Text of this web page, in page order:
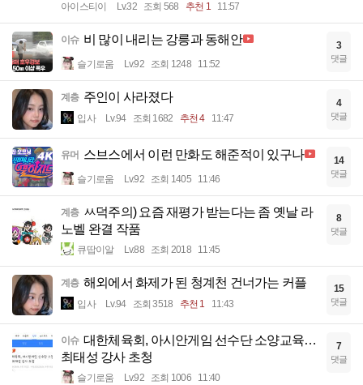
아이스티이 Lv.32 조회 568 추천 1 11:57
이슈 비 많이 내리는 강릉과 동해안
슬기로움 Lv.92 조회 1248 11:52
3
댓글
계층 주인이 사라졌다
입사 Lv.94 조회 1682 추천 4 11:47
4
댓글
유머 스브스에서 이런 만화도 해준적이 있구나
슬기로움 Lv.92 조회 1405 11:46
14
댓글
계층 ㅆ덕주의) 요즘 재평가 받는다는 좀 옛날 라
노벨 완결 작품
큐땁이알 Lv.88 조회 2018 11:45
8
댓글
계층 해외에서 화제가 된 청계천 건너가는 커플
입사 Lv.94 조회 3518 추천 1 11:43
15
댓글
이슈 대한체육회, 아시안게임 선수단 소양교육…
최태성 강사 초청
슬기로움 Lv.92 조회 1006 11:40
7
댓글